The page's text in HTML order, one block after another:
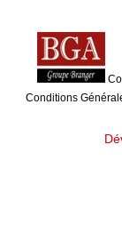
Conditions